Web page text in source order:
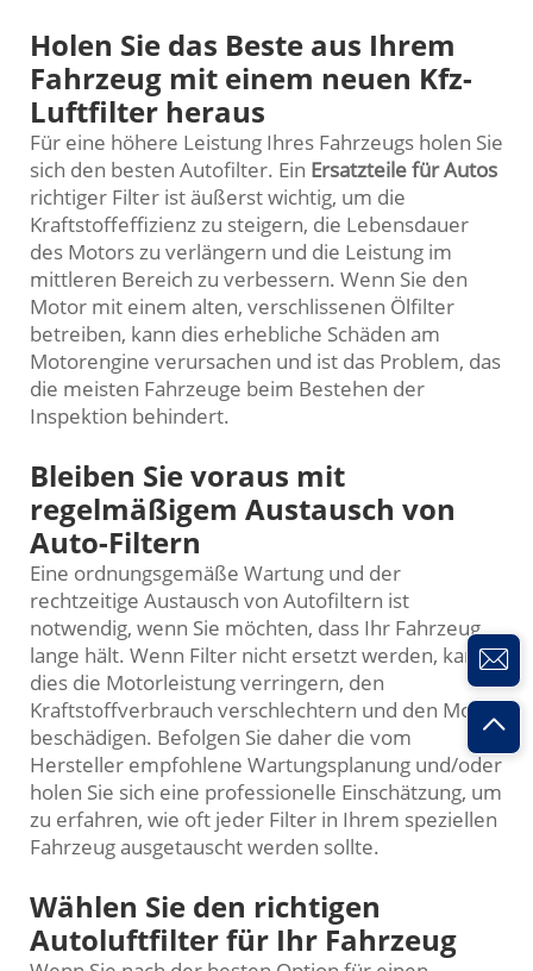
Holen Sie das Beste aus Ihrem
Fahrzeug mit einem neuen Kfz-
Luftfilter heraus
Für eine höhere Leistung Ihres Fahrzeugs holen Sie
sich den besten Autofilter. Ein Ersatzteile für Autos
richtiger Filter ist äußerst wichtig, um die
Kraftstoffeffizienz zu steigern, die Lebensdauer
des Motors zu verlängern und die Leistung im
mittleren Bereich zu verbessern. Wenn Sie den
Motor mit einem alten, verschlissenen Ölfilter
betreiben, kann dies erhebliche Schäden am
Motorengine verursachen und ist das Problem, das
die meisten Fahrzeuge beim Bestehen der
Inspektion behindert.
Bleiben Sie voraus mit
regelmäßigem Austausch von
Auto-Filtern
Eine ordnungsgemäße Wartung und der
rechtzeitige Austausch von Autofiltern ist
notwendig, wenn Sie möchten, dass Ihr Fahrzeug
lange hält. Wenn Filter nicht ersetzt werden, kann
dies die Motorleistung verringern, den
Kraftstoffverbrauch verschlechtern und den Motor
beschädigen. Befolgen Sie daher die vom
Hersteller empfohlene Wartungsplanung und/oder
holen Sie sich eine professionelle Einschätzung, um
zu erfahren, wie oft jeder Filter in Ihrem speziellen
Fahrzeug ausgetauscht werden sollte.
Wählen Sie den richtigen
Autoluftfilter für Ihr Fahrzeug